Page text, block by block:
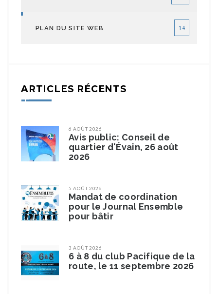
PLAN DU SITE WEB 14
ARTICLES RÉCENTS
6 AOÛT 2026
Avis public: Conseil de
quartier d'Évain, 26 août
2026
5 AOÛT 2026
Mandat de coordination
pour le Journal Ensemble
pour bâtir
3 AOÛT 2026
6 à 8 du club Pacifique de la
route, le 11 septembre 2026